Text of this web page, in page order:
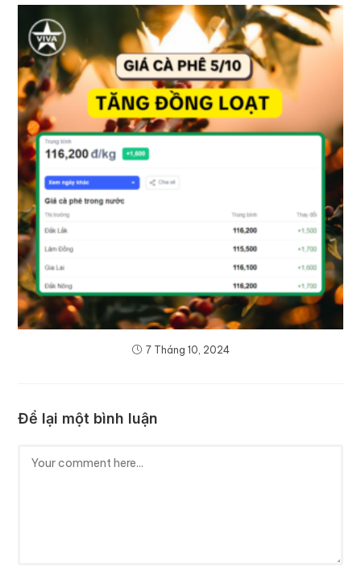
7 Tháng 10, 2024
Để lại một bình luận